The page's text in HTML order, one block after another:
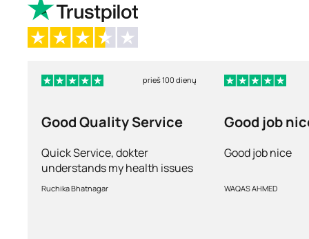
prieš 100 dienų
Good Quality Service
Quick Service, dokter
understands my health issues
and good diagnosis
Ruchika Bhatnagar
Good job
Good job nice
WAQAS AHMED